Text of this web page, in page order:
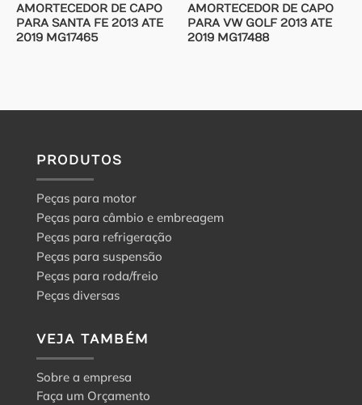
AMORTECEDOR DE CAPO
PARA SANTA FE 2013 ATE
2019 MG17465
AMORTECEDOR DE CAPO
PARA VW GOLF 2013 ATE
2019 MG17488
PRODUTOS
Peças para motor
Peças para câmbio e embreagem
Peças para refrigeração
Peças para suspensão
Peças para roda/freio
Peças diversas
VEJA TAMBÉM
Sobre a empresa
Faça um Orçamento